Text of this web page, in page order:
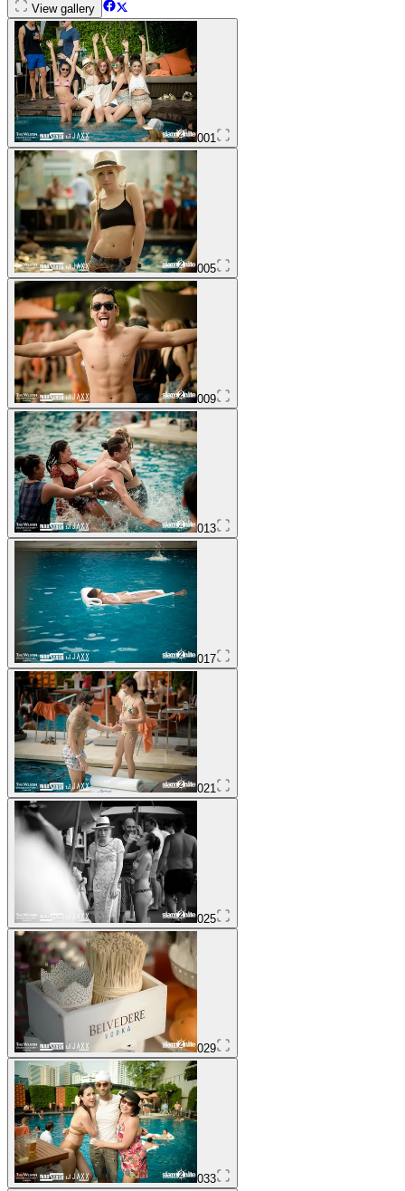
View gallery
001
005
009
013
017
021
025
029
033